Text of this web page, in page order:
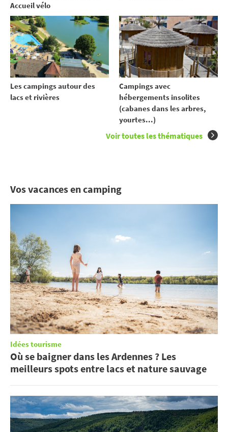
Accueil vélo
Les campings autour des
lacs et rivières
Campings avec
hébergements insolites
(cabanes dans les arbres,
yourtes...)
Voir toutes les thématiques
Vos vacances en camping
Idées tourisme
Où se baigner dans les Ardennes ? Les
meilleurs spots entre lacs et nature sauvage